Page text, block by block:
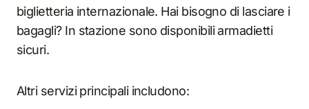
biglietteria internazionale. Hai bisogno di lasciare i
bagagli? In stazione sono disponibili armadietti
sicuri.
Altri servizi principali includono: